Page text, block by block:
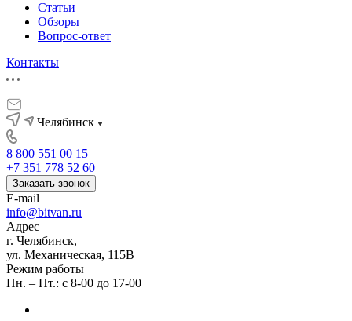
Статьи
Обзоры
Вопрос-ответ
Контакты
Челябинск
8 800 551 00 15
+7 351 778 52 60
Заказать звонок
E-mail
info@bitvan.ru
Адрес
г. Челябинск,
ул. Механическая, 115В
Режим работы
Пн. – Пт.: с 8-00 до 17-00